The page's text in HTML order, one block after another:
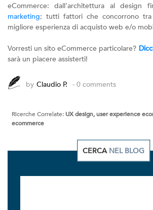
eCommerce: dall’architettura al design
marketing; tutti fattori che concorrono
migliore esperienza di acquisto web e/o
Vorresti un sito eCommerce particolare?
sarà un piacere assisterti!
by Claudio P. - 0 comments
Ricerche Correlate: UX design, user experience
ecommerce
CERCA NEL BLOG